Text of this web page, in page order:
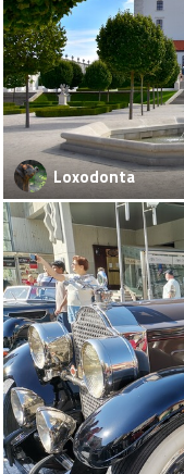
Loxodonta